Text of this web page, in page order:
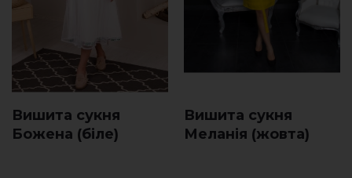
Вишита сукня
Божена (біле)
Вишита сукня
Меланія (жовта)